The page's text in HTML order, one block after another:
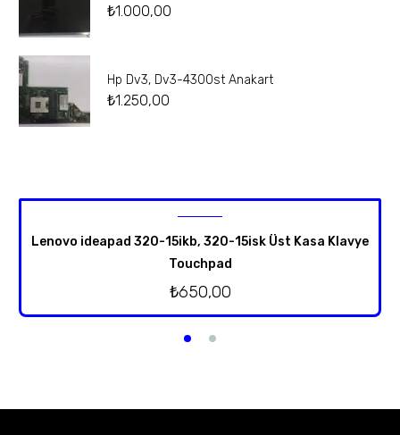
₺1.000,00
Hp Dv3, Dv3-4300st Anakart
₺1.250,00
Lenovo ideapad 320-15ikb, 320-15isk Üst Kasa Klavye
Touchpad
₺650,00